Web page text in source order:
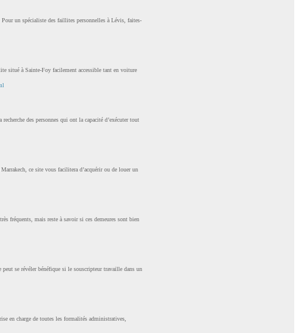
un spécialiste des faillites personnelles à Lévis, faites-
situé à Sainte-Foy facilement accessible tant en voiture
des personnes qui ont la capacité d’exécuter tout
ce site vous facilitera d’acquérir ou de louer un
fréquents, mais reste à savoir si ces demeures sont bien
se révéler bénéfique si le souscripteur travaille dans un
en charge de toutes les formalités administratives,